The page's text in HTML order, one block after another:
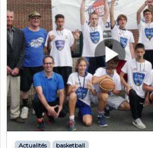
Actualités basketball